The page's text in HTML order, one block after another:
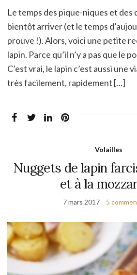
Le temps des pique-niques et des
bientôt arriver (et le temps
prouve !). Alors, voici une petite
lapin. Parce qu’il n’y a pas que le
C’est vrai, le lapin c’est aussi une
très facilement, rapidement […]
Volailles
Nuggets de lapin
et à la
7 mars 2017 5